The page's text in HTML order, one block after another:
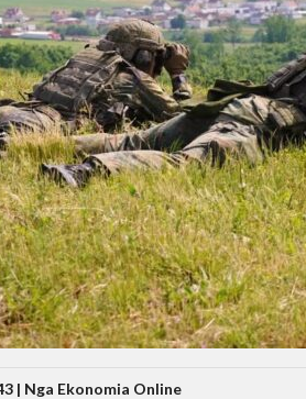
| Nga Ekonomia Online